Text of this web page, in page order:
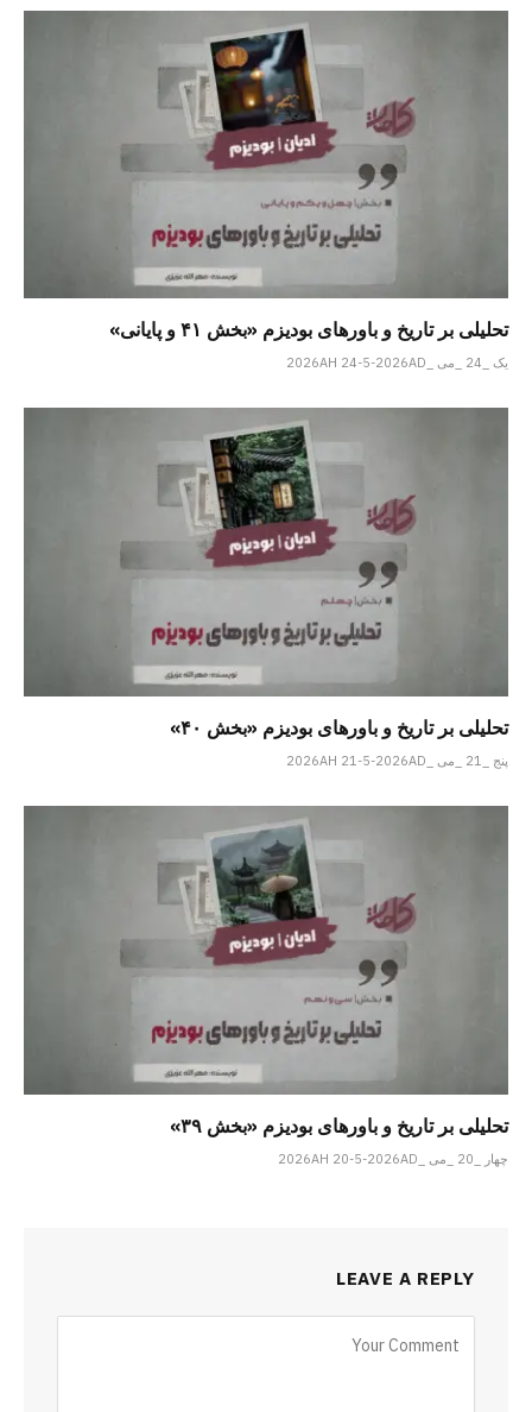
تحلیلی بر تاریخ و باورهای بودیزم «بخش ۴۱ و پایانی»
یک _24 _می _2026AH 24-5-2026AD
تحلیلی بر تاریخ و باورهای بودیزم «بخش ۴۰»
پنج _21 _می _2026AH 21-5-2026AD
تحلیلی بر تاریخ و باورهای بودیزم «بخش ۳۹»
چهار _20 _می _2026AH 20-5-2026AD
LEAVE A REPLY